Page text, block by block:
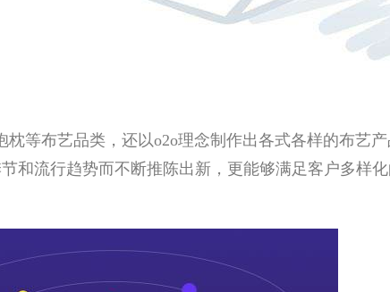
等布艺品类，还以o2o理念制作出各式各样的布艺
流行趋势而不断推陈出新，更能够满足客户多样化